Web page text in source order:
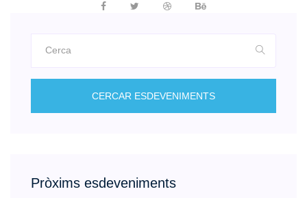
CERCAR ESDEVENIMENTS
Pròxims esdeveniments